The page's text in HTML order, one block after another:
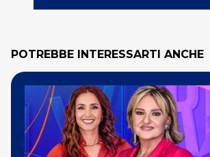
POTREBBE INTERESSARTI ANCHE